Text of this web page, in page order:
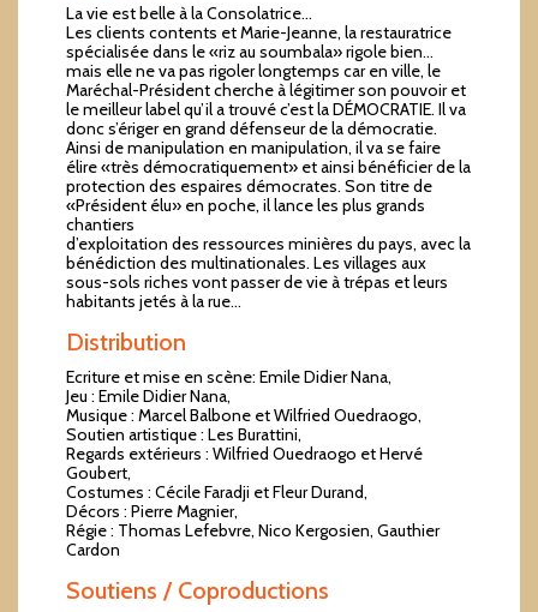
La vie est belle à la Consolatrice…
Les clients contents et Marie-Jeanne, la restauratrice
spécialisée dans le «riz au soumbala» rigole bien…
mais elle ne va pas rigoler longtemps car en ville, le
Maréchal-Président cherche à légitimer son pouvoir et
le meilleur label qu’il a trouvé c’est la DÉMOCRATIE. Il va
donc s’ériger en grand défenseur de la démocratie.
Ainsi de manipulation en manipulation, il va se faire
élire «très démocratiquement» et ainsi bénéficier de la
protection des espaires démocrates. Son titre de
«Président élu» en poche, il lance les plus grands
chantiers
d’exploitation des ressources minières du pays, avec la
bénédiction des multinationales. Les villages aux
sous-sols riches vont passer de vie à trépas et leurs
habitants jetés à la rue…
Distribution
Ecriture et mise en scène: Emile Didier Nana,
Jeu : Emile Didier Nana,
Musique : Marcel Balbone et Wilfried Ouedraogo,
Soutien artistique : Les Burattini,
Regards extérieurs : Wilfried Ouedraogo et Hervé
Goubert,
Costumes : Cécile Faradji et Fleur Durand,
Décors : Pierre Magnier,
Régie : Thomas Lefebvre, Nico Kergosien, Gauthier
Cardon
Soutiens / Coproductions